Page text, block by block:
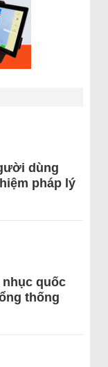
dùng
pháp lý
quốc
thống